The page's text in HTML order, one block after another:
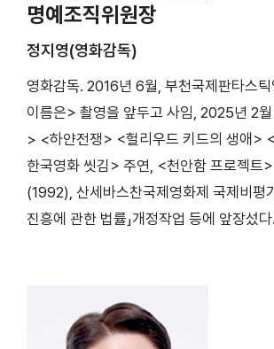
명예조직위원장
정지영(영화감독)
영화감독. 2016년 6월, 부천국제판타스
이름은> 촬영을 앞두고 사임, 2025년 2
> <하얀전쟁> <헐리우드 키드의 생애>
한국영화 씻김> 주연, <천안함 프로젝트
(1992), 산세바스찬국제영화제 국제비평
진흥에 관한 법률」개정작업 등에 앞장